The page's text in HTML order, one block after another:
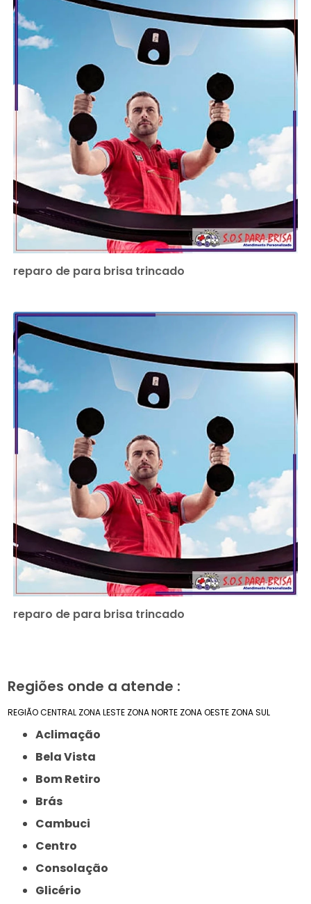
reparo de para brisa trincado
reparo de para brisa trincado
Regiões onde a atende :
REGIÃO CENTRAL ZONA LESTE ZONA NORTE ZONA OESTE ZONA SUL
Aclimação
Bela Vista
Bom Retiro
Brás
Cambuci
Centro
Consolação
Glicério